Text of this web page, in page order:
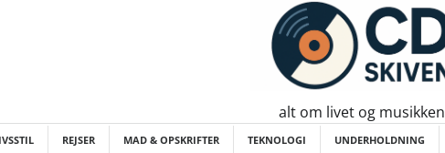
alt om livet og musikken
REJSER MAD & OPSKRIFTER TEKNOLOGI UNDERHOLDNING